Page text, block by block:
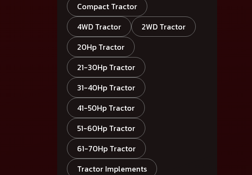
Compact Tractor
4WD Tractor
2WD Tractor
20Hp Tractor
21-30Hp Tractor
31-40Hp Tractor
41-50Hp Tractor
51-60Hp Tractor
61-70Hp Tractor
Tractor Implements